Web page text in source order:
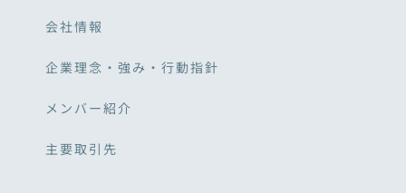
会社情報
企業理念・強み・行動指針
メンバー紹介
主要取引先